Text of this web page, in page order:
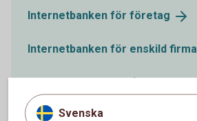
Internetbanken för företag
Internetbanken för enskild firma
Appen förföretag
Svenska